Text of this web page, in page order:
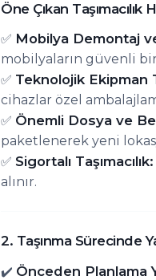
Öne Çıkan Taşımacılık
✅ Mobilya Demontaj
mobilyaların güvenli
✅ Teknolojik Ekipman
cihazlar özel
✅ Önemli Dosya ve
paketlenerek yeni
✅ Sigortalı Taşımacılık:
alınır.
2. Taşınma Sürecinde
✔️ Önceden Planlama